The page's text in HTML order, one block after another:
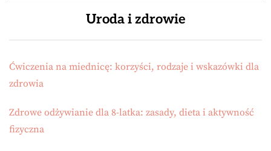
Uroda i zdrowie
Ćwiczenia na miednicę: korzyści, rodzaje i wskazówki dla
zdrowia
Zdrowe odżywianie dla 8-latka: zasady, dieta i aktywność
fizyczna